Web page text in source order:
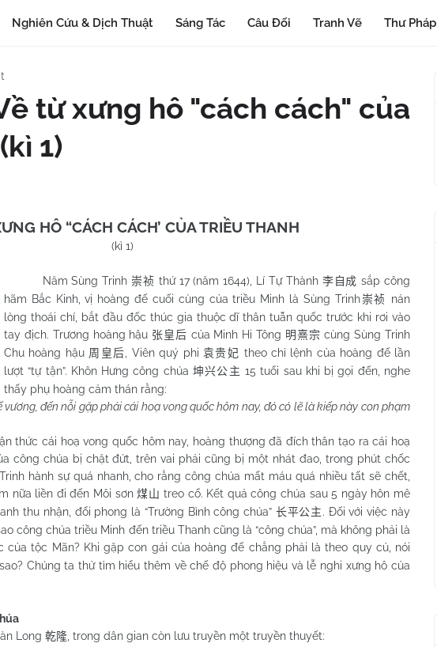
Nghiên Cứu & Dịch Thuật Sáng Tác Câu Đối Tranh Vẽ Thư Pháp
từ xưng hô "cách cách" của
1)
HÔ “CÁCH CÁCH’ CỦA TRIỀU THANH
(kì 1)
Năm Sùng Trinh 崇祯 thứ 17 (năm 1644), Lí Tự Thành 李自成 sắp công
hãm Bắc Kinh, vị hoàng đế cuối cùng của triều Minh là Sùng Trinh崇祯
nản
lòng thoái chí, bắt đầu đốc thúc gia thuộc dĩ thân tuẫn quốc trước khi rơi vào
tay địch. Trương hoàng hậu 张皇后 của Minh Hi Tông 明熹宗 cùng Sùng Trinh
Chu hoàng hậu 周皇后 , Viên quý phi 袁贵妃 theo chỉ lệnh của hoàng đế lần
lượt “tự tận”. Khôn Hưng công chúa 坤兴公主 15 tuổi sau khi bị gọi đến, nghe
thấy phụ hoàng cảm thán rằng:
đến nỗi gặp phải cái hoạ vong quốc hôm nay, đó có lẽ là kiếp này con phạm
cái hoạ vong quốc hôm nay, hoàng thượng đã đích thân tạo ra cái hoạ
công chúa bị chặt đứt, trên vai phải cũng bị một nhát đao, trong phút chốc
hành sự quá nhanh, cho rằng công chúa mất máu quá nhiều tất sẽ chết,
nữa liền đi đến Môi sơn煤山 treo cổ. Kết quả công chúa sau 5 ngày hôn mê
thu nhận, đổi phong là “Trường Bình công chúa” 长平公主 . Đối với việc này
công chúa triều Minh đến triều Thanh cũng là “công chúa”, mà không phải là
của tộc Mãn? Khi gặp con gái của hoàng đế chẳng phải là theo quy củ, nói
sao? Chúng ta thử tìm hiểu thêm về chế độ phong hiệu và lễ nghi xưng hô của
Long 乾隆 , trong dân gian còn lưu truyền một truyền thuyết: